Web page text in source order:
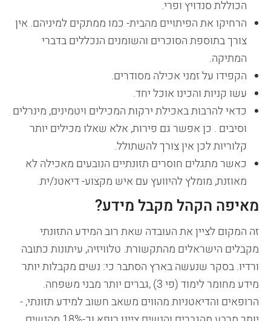
הכוללת סנדויץ ופרי.
הרחיקו את הפיתויים מהבית- כמו ממתקים למיניהם. אין
צורך בתוספת הסוכרים והשומנים הנכללים בדברי
המתיקה.
הקפידו על זמני אכילה מסודרים.
עשו קניות והכינו אוכל יחד.
כדאי להרבות באכילת ירקות המכילים ויטמינים, מינרלים
וסיבים . כן אפשר גם פירות, אלא שאלו מכילים יותר
קלוריות לכן אין צורך להשתולל.
כאשר מתגלים חוסרים תזונתיים הנובעים מאכילה לא
מאוזנת, מומלץ להיוועץ עם איש מקצוע- דיאטנ/ית.
מאיפה הקהל מקבל מידע?
זה המקום לציין את העובדה שאת רוב המידע התזונתי
מקבלים הישראלים מהתקשורת. טלוויזיה, עיתונות כתובה
ורדיו. בסקר שנעשה בארץ הסתבר כי: נשים מקבלות יותר
מידע מחומר לימוד (פי 3) ,גברים יותר מבני משפחה.
הרופאים והדיאטניות מהווים משאב חשוב למידע תזונתי, -